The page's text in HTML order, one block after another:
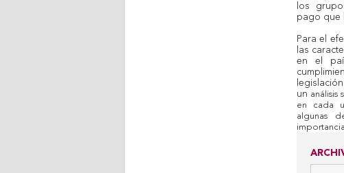
los
pago que
Para el
las
en el
un análisis
en cada
algunas
importancia